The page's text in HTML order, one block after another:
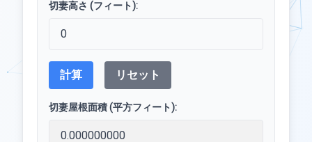
切妻高さ (フィート):
計算 リセット
切妻屋根面積 (平方フィート):